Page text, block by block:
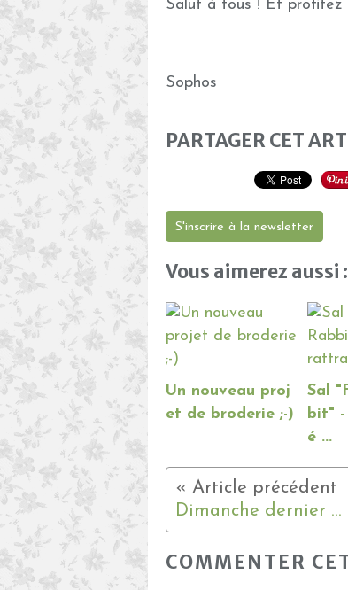
Salut à tous ! Et profitez
Sophos
PARTAGER CET
S'inscrire à la newsletter
Vous aimerez aussi :
Un nouveau proj
et de broderie ;-)
Sal
bit" -
é ...
COMMENTER